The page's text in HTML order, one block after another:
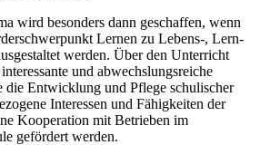
wird besonders dann geschaffen, wenn
Lernen zu Lebens-, Lern-
werden. Über den Unterricht
und abwechslungsreiche
die Entwicklung und Pflege schulischer
Interessen und Fähigkeiten der
Kooperation mit Betrieben im
gefördert werden.